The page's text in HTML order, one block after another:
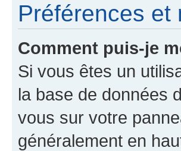
Préférences et
Comment puis-je
Si vous êtes un
la base de données
vous sur votre
généralement en